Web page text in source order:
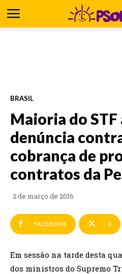
BRASIL
Maioria do STF
denúncia
cobrança de
contratos da
2 de março de 2016
FACEBOOK X
Em sessão na tarde desta
dos ministros do Supremo